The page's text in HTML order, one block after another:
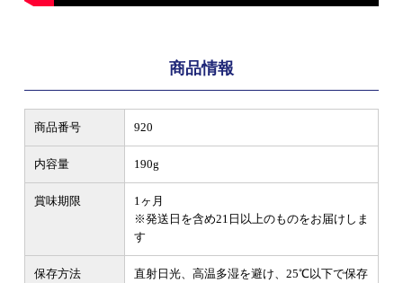
商品情報
商品番号 920
内容量 190g
賞味期限
1ヶ月
※発送日を含め21日以上のものをお届けしま
す
保存方法
直射日光、高温多湿を避け、25℃以下で保存